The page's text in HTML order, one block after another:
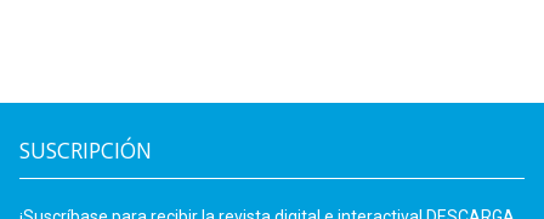
SUSCRIPCIÓN